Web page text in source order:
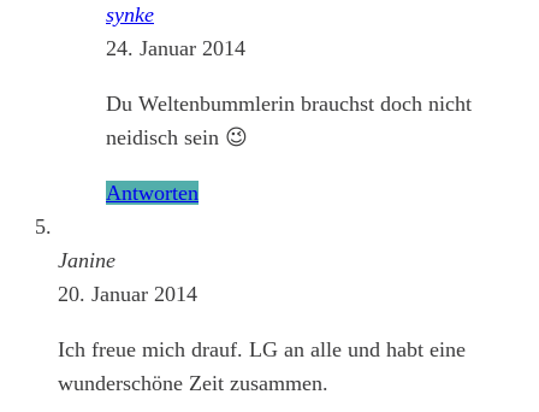
synke
24. Januar 2014
Du Weltenbummlerin brauchst doch nicht
neidisch sein 😉
Antworten
Janine
20. Januar 2014
Ich freue mich drauf. LG an alle und habt eine
wunderschöne Zeit zusammen.